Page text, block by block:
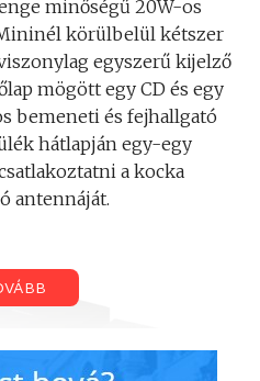
minőségű 20W-os
körülbelül kétszer
egyszerű kijelző
mögött egy CD és egy
bemeneti és fejhallgató
hátlapján egy-egy
a kocka
antennáját.